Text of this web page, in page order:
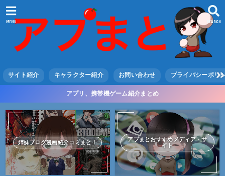
SEARCH
MENU
サイト紹介 キャラクター紹介 お問い合わせ プライバシーポリ
アプリ、携帯機ゲーム紹介まとめ
姉妹ブログ漫画紹介コミまと！
アプまとおすすめメディア・サ
イト